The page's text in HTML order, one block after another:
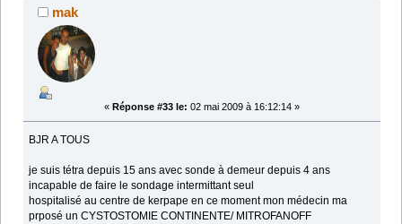
mak
« Réponse #33 le: 02 mai 2009 à 16:12:14 »
BJR A TOUS
je suis tétra depuis 15 ans avec sonde à demeur depuis 4 ans
incapable de faire le sondage intermittant seul
hospitalisé au centre de kerpape en ce moment mon médecin ma
prposé un CYSTOSTOMIE CONTINENTE/ MITROFANOFF